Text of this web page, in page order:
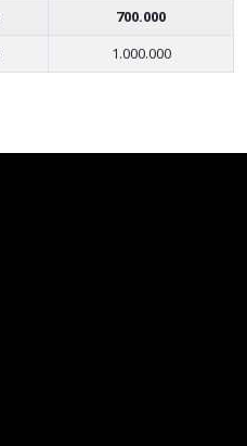
700.000
1.000.000